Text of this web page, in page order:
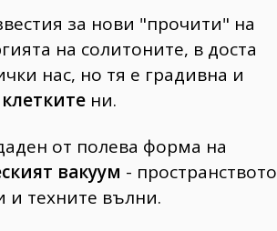
за нови "прочити" на
на солитоните, в доста
нас, но тя е градивна и
ни.
от полева форма на
вакуум - пространството
и техните вълни.